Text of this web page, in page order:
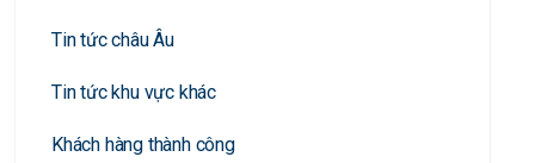
Tin tức châu Âu
Tin tức khu vực khác
Khách hàng thành công